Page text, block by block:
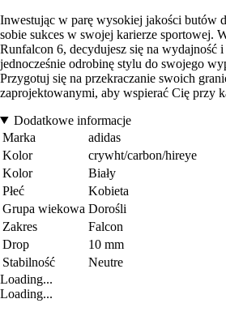
Inwestując w parę wysokiej jakości butów
sobie sukces w swojej karierze sportowej.
Runfalcon 6, decydujesz się na wydajność
jednocześnie odrobinę stylu do swojego
Przygotuj się na przekraczanie swoich
zaprojektowanymi, aby wspierać Cię przy
Dodatkowe informacje
Marka
adidas
Kolor
crywht/carbon/hireye
Kolor
Biały
Płeć
Kobieta
Grupa wiekowa Dorośli
Zakres
Falcon
Drop
10 mm
Stabilność
Neutre
Loading...
Loading...